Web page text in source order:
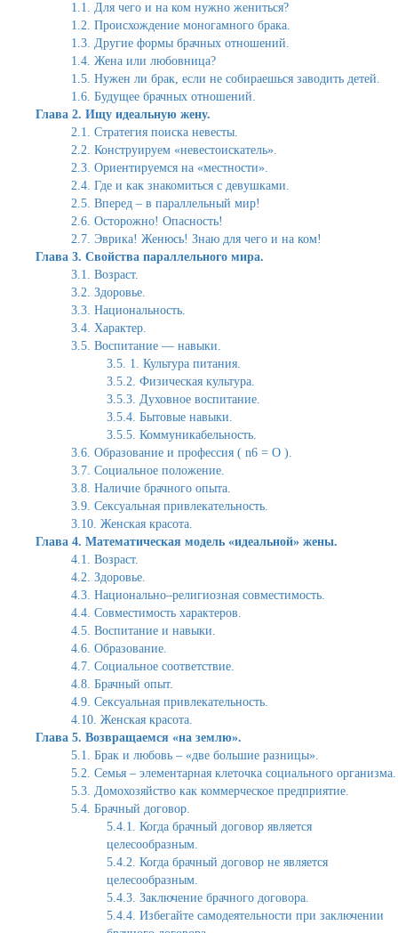
1.1. Для чего и на ком нужно жениться?
1.2. Происхождение моногамного брака.
1.3. Другие формы брачных отношений.
1.4. Жена или любовница?
1.5. Нужен ли брак, если не собираешься заводить детей.
1.6. Будущее брачных отношений.
Глава 2. Ищу идеальную жену.
2.1. Стратегия поиска невесты.
2.2. Конструируем «невестоискатель».
2.3. Ориентируемся на «местности».
2.4. Где и как знакомиться с девушками.
2.5. Вперед – в параллельный мир!
2.6. Осторожно! Опасность!
2.7. Эврика! Женюсь! Знаю для чего и на ком!
Глава 3. Свойства параллельного мира.
3.1. Возраст.
3.2. Здоровье.
3.3. Национальность.
3.4. Характер.
3.5. Воспитание — навыки.
3.5. 1. Культура питания.
3.5.2. Физическая культура.
3.5.3. Духовное воспитание.
3.5.4. Бытовые навыки.
3.5.5. Коммуникабельность.
3.6. Образование и профессия ( n6 = О ).
3.7. Социальное положение.
3.8. Наличие брачного опыта.
3.9. Сексуальная привлекательность.
3.10. Женская красота.
Глава 4. Математическая модель «идеальной» жены.
4.1. Возраст.
4.2. Здоровье.
4.3. Национально–религиозная совместимость.
4.4. Совместимость характеров.
4.5. Воспитание и навыки.
4.6. Образование.
4.7. Социальное соответствие.
4.8. Брачный опыт.
4.9. Сексуальная привлекательность.
4.10. Женская красота.
Глава 5. Возвращаемся «на землю».
5.1. Брак и любовь – «две большие разницы».
5.2. Семья – элементарная клеточка социального организма.
5.3. Домохозяйство как коммерческое предприятие.
5.4. Брачный договор.
5.4.1. Когда брачный договор является
целесообразным.
5.4.2. Когда брачный договор не является
целесообразным.
5.4.3. Заключение брачного договора.
5.4.4. Избегайте самодеятельности при заключении